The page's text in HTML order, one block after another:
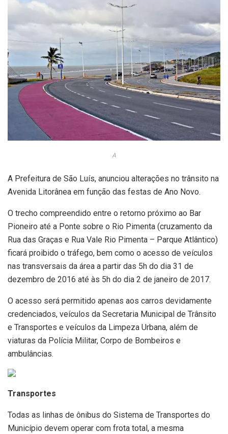
A
A Prefeitura de São Luís, anunciou alterações no trânsito na
Avenida Litorânea em função das festas de Ano Novo.
O trecho compreendido entre o retorno próximo ao Bar
Pioneiro até a Ponte sobre o Rio Pimenta (cruzamento da
Rua das Graças e Rua Vale Rio Pimenta – Parque Atlântico)
ficará proibido o tráfego, bem como o acesso de veículos
nas transversais da área a partir das 5h do dia 31 de
dezembro de 2016 até às 5h do dia 2 de janeiro de 2017.
O acesso será permitido apenas aos carros devidamente
credenciados, veículos da Secretaria Municipal de Trânsito
e Transportes e veículos da Limpeza Urbana, além de
viaturas da Polícia Militar, Corpo de Bombeiros e
ambulâncias.
Transportes
Todas as linhas de ônibus do Sistema de Transportes do
Município devem operar com frota total, a mesma